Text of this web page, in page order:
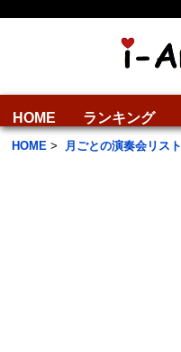
HOME ランキング
HOME > 月ごとの演奏会リスト